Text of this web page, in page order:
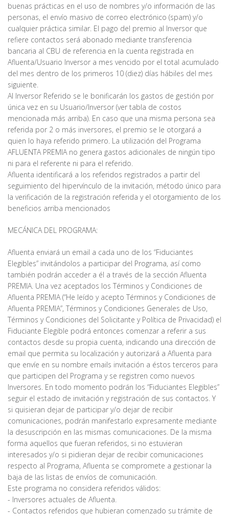
buenas prácticas en el uso de nombres y/o información de las
personas, el envío masivo de correo electrónico (spam) y/o
cualquier práctica similar. El pago del premio al Inversor que
refiere contactos será abonado mediante transferencia
bancaria al CBU de referencia en la cuenta registrada en
Afluenta/Usuario Inversor a mes vencido por el total acumulado
del mes dentro de los primeros 10 (diez) días hábiles del mes
siguiente.
Al Inversor Referido se le bonificarán los gastos de gestión por
única vez en su Usuario/Inversor (ver tabla de costos
mencionada más arriba). En caso que una misma persona sea
referida por 2 o más inversores, el premio se le otorgará a
quien lo haya referido primero. La utilización del Programa
AFLUENTA PREMIA no genera gastos adicionales de ningún tipo
ni para el referente ni para el referido.
Afluenta identificará a los referidos registrados a partir del
seguimiento del hipervínculo de la invitación, método único para
la verificación de la registración referida y el otorgamiento de los
beneficios arriba mencionados
MECÁNICA DEL PROGRAMA:
Afluenta enviará un email a cada uno de los “Fiduciantes
Elegibles” invitándolos a participar del Programa, así como
también podrán acceder a él a través de la sección Afluenta
PREMIA. Una vez aceptados los Términos y Condiciones de
Afluenta PREMIA (“He leído y acepto Términos y Condiciones de
Afluenta PREMIA”, Términos y Condiciones Generales de Uso,
Términos y Condiciones del Solicitante y Política de Privacidad) el
Fiduciante Elegible podrá entonces comenzar a referir a sus
contactos desde su propia cuenta, indicando una dirección de
email que permita su localización y autorizará a Afluenta para
que envíe en su nombre emails invitación a éstos terceros para
que participen del Programa y se registren como nuevos
Inversores. En todo momento podrán los “Fiduciantes Elegibles”
seguir el estado de invitación y registración de sus contactos. Y
si quisieran dejar de participar y/o dejar de recibir
comunicaciones, podrán manifestarlo expresamente mediante
la desuscripción en las mismas comunicaciones. De la misma
forma aquellos que fueran referidos, si no estuvieran
interesados y/o si pidieran dejar de recibir comunicaciones
respecto al Programa, Afluenta se compromete a gestionar la
baja de las listas de envíos de comunicación.
Este programa no considera referidos válidos:
- Inversores actuales de Afluenta.
- Contactos referidos que hubieran comenzado su trámite de